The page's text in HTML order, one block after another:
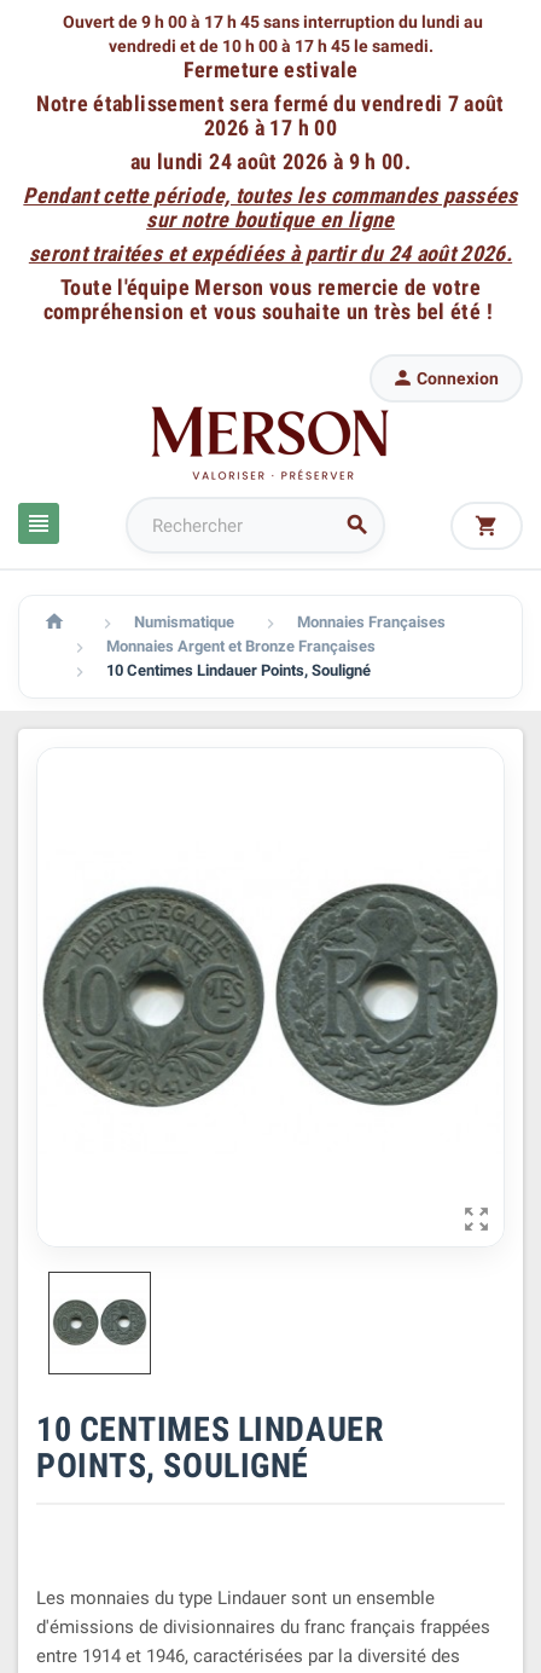
Ouvert de 9 h 00 à 17 h 45 sans interruption du lundi au
vendredi et de 10 h 00 à 17 h 45 le samedi.
Fermeture estivale
Notre établissement sera fermé du vendredi 7 août
2026 à 17 h 00
au lundi 24 août 2026 à 9 h 00.
Pendant cette période, toutes les commandes passées
sur notre boutique en ligne
seront traitées et expédiées à partir du 24 août 2026.
Toute l'équipe Merson vous remercie de votre
compréhension et vous souhaite un très bel été !
 
 Connexion

  Numismatique  Monnaies Françaises
 Monnaies Argent et Bronze Françaises
 10 Centimes Lindauer Points, Souligné

10 CENTIMES LINDAUER
POINTS, SOULIGNÉ
Les monnaies du type Lindauer sont un ensemble
d'émissions de divisionnaires du franc français frappées
entre 1914 et 1946, caractérisées par la diversité des